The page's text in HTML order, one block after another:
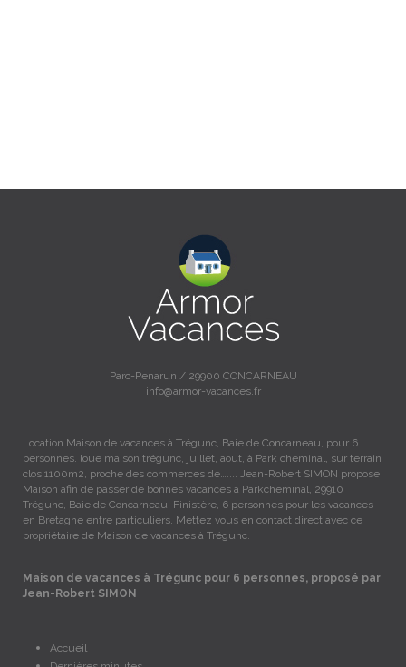
Parc-Penarun / 29900 CONCARNEAU
info@armor-vacances.fr
Location Maison de vacances à Trégunc, Baie de Concarneau, pour 6
personnes. loue maison trégunc, juillet, aout, à Park cheminal, sur terrain
clos 1100m2, proche des commerces de….... Jean-Robert SIMON propose
Maison afin de passer de bonnes vacances à Parkcheminal, 29910
Trégunc, Baie de Concarneau, Finistère, 6 personnes pour les vacances
en Bretagne entre particuliers. Mettez vous en contact direct avec ce
propriétaire de Maison de vacances à Trégunc.
Maison de vacances à Trégunc pour 6 personnes, proposé par
Jean-Robert SIMON
Accueil